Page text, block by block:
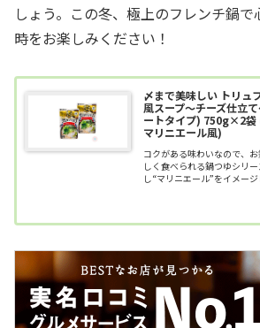
しょう。この冬、極上のフレンチ鍋で
時をお楽しみください！
〆まで美味しい トリュ
風スープ～チーズ仕立
ートタイプ) 750g×2袋
マリニエール風)
コクがある味わいなので、
しく食べられる鍋つゆシリ
し“マリニエール”をイメー
ました。トリュフの上質な